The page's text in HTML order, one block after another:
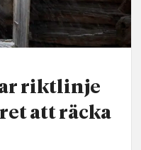
riktlinje
att räcka